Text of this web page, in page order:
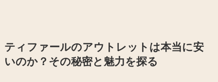
ティファールのアウトレットは本当に安
いのか？その秘密と魅力を探る